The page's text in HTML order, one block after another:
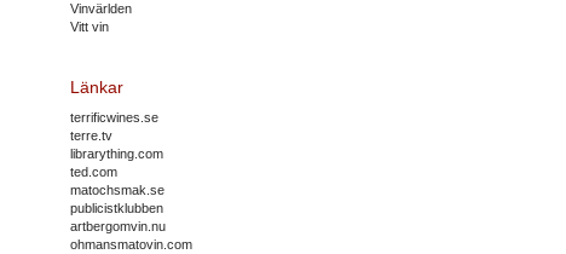
Vinvärlden
Vitt vin
Länkar
terrificwines.se
terre.tv
librarything.com
ted.com
matochsmak.se
publicistklubben
artbergomvin.nu
ohmansmatovin.com